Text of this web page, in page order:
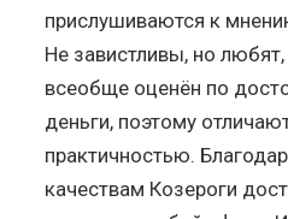
прислушиваются к
Не завистливы, но любят,
всеобще оценён по
деньги, поэтому
практичностью.
качествам Козероги